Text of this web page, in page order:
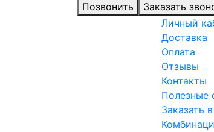
Позвонить
Заказать
Личный
Доставка
Оплата
Отзывы
Контакты
Полезные
Заказать